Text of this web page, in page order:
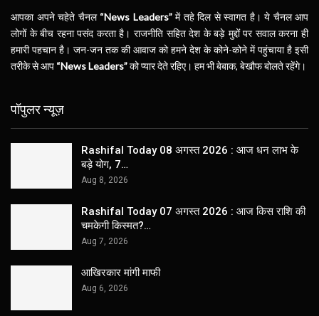
आपका अपने चहेते चैनल “News Leaders”में तहे दिल से स्वागत है। ये चैनल आप
लोगों के बीच रहना पसंद करता है। राजनीति सहित देश के बड़े मुद्दों पर सवाल करना ही
हमारी पहचान है। जन-जन तक की आवाज को हमने देश के कोने-कोने में पहुंचाया है इसी
तरीके से आप “News Leaders”को प्यार देते रहिए। हम भी बेबाक, बेखौफ बोलते रहेंगे।
पॉपुलर न्यूज़
Rashifal Today 08 अगस्त 2026 : आज धन लाभ के
बड़े योग, 7…
Aug 8, 2026
Rashifal Today 07 अगस्त 2026 : आज किस राशि की
चमकेगी किस्मत?…
Aug 7, 2026
आखिरकार मांगी माफी
Aug 6, 2026